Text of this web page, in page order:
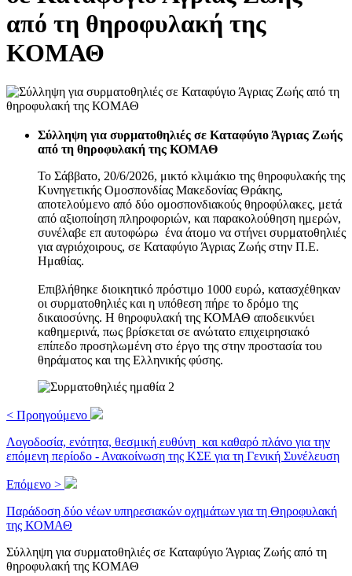
από τη θηροφυλακή της
ΚΟΜΑΘ
Σύλληψη για συρματοθηλιές σε Καταφύγιο Άγριας Ζωής
από τη θηροφυλακή της ΚΟΜΑΘ
Το Σάββατο, 20/6/2026, μικτό κλιμάκιο της θηροφυλακής της
Κυνηγετικής Ομοσπονδίας Μακεδονίας Θράκης,
αποτελούμενο από δύο ομοσπονδιακούς θηροφύλακες, μετά
από αξιοποίηση πληροφοριών, και παρακολούθηση ημερών,
συνέλαβε επ αυτοφώρω ένα άτομο να στήνει συρματοθηλιές
για αγριόχοιρους, σε Καταφύγιο Άγριας Ζωής στην Π.Ε.
Ημαθίας.
Επιβλήθηκε διοικητικό πρόστιμο 1000 ευρώ, κατασχέθηκαν
οι συρματοθηλιές και η υπόθεση πήρε το δρόμο της
δικαιοσύνης. Η θηροφυλακή της ΚΟΜΑΘ αποδεικνύει
καθημερινά, πως βρίσκεται σε ανώτατο επιχειρησιακό
επίπεδο προσηλωμένη στο έργο της στην προστασία του
θηράματος και της Ελληνικής φύσης.
< Προηγούμενο
Λογοδοσία, ενότητα, θεσμική ευθύνη και καθαρό πλάνο για την
επόμενη περίοδο - Ανακοίνωση της ΚΣΕ για τη Γενική Συνέλευση
Επόμενο >
Παράδοση δύο νέων υπηρεσιακών οχημάτων για τη Θηροφυλακή
της ΚΟΜΑΘ
Σύλληψη για συρματοθηλιές σε Καταφύγιο Άγριας Ζωής από τη
θηροφυλακή της ΚΟΜΑΘ